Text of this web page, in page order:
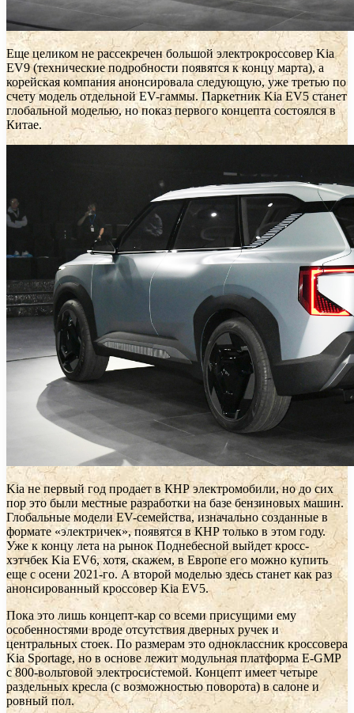
Еще целиком не рассекречен большой электрокроссовер Kia
EV9 (технические подробности появятся к концу марта), а
корейская компания анонсировала следующую, уже третью по
счету модель отдельной EV-гаммы. Паркетник Kia EV5 станет
глобальной моделью, но показ первого концепта состоялся в
Китае.
Kia не первый год продает в КНР электромобили, но до сих
пор это были местные разработки на базе бензиновых машин.
Глобальные модели EV-семейства, изначально созданные в
формате «электричек», появятся в КНР только в этом году.
Уже к концу лета на рынок Поднебесной выйдет кросс-
хэтчбек Kia EV6, хотя, скажем, в Европе его можно купить
еще с осени 2021-го. А второй моделью здесь станет как раз
анонсированный кроссовер Kia EV5.
Пока это лишь концепт-кар со всеми присущими ему
особенностями вроде отсутствия дверных ручек и
центральных стоек. По размерам это одноклассник кроссовера
Kia Sportage, но в основе лежит модульная платформа E-GMP
с 800-вольтовой электросистемой. Концепт имеет четыре
раздельных кресла (с возможностью поворота) в салоне и
ровный пол.